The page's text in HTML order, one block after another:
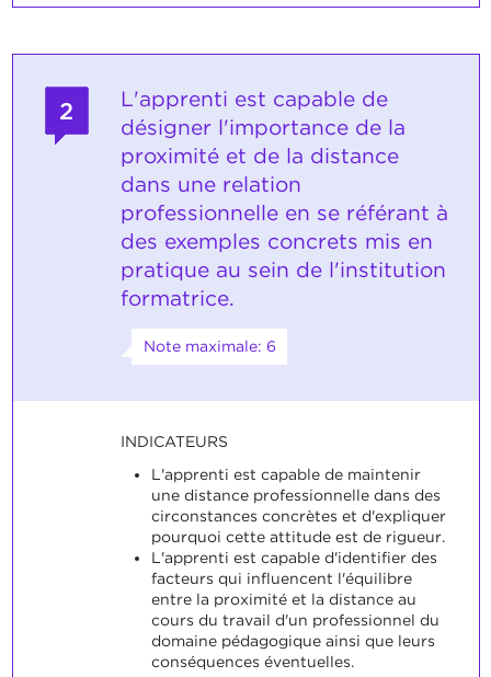
2
L'apprenti est capable de
désigner l'importance de la
proximité et de la distance
dans une relation
professionnelle en se référant à
des exemples concrets mis en
pratique au sein de l'institution
formatrice.
Note maximale: 6
INDICATEURS
L'apprenti est capable de maintenir
une distance professionnelle dans des
circonstances concrètes et d'expliquer
pourquoi cette attitude est de rigueur.
L'apprenti est capable d'identifier des
facteurs qui influencent l'équilibre
entre la proximité et la distance au
cours du travail d'un professionnel du
domaine pédagogique ainsi que leurs
conséquences éventuelles.